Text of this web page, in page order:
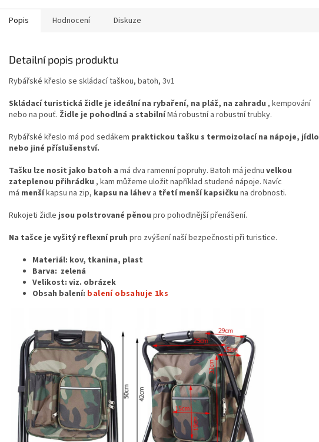
Popis Hodnocení Diskuze
Detailní popis produktu
Rybářské křeslo se skládací taškou, batoh, 3v1
Skládací turistická židle je ideální na rybaření, na pláž, na zahradu , kempování
nebo na pouť. Židle je pohodlná a stabilníMá robustní a robustní trubky.
Rybářské křeslo má pod sedákem praktickou tašku s termoizolací na nápoje, jídlo
nebo jiné příslušenství.
Tašku lze nosit jako batoh a má dva ramenní popruhy. Batoh má jednu velkou
zateplenou přihrádku , kam můžeme uložit například studené nápoje. Navíc
má menšíkapsu na zip, kapsu na láhev a třetí menší kapsičku na drobnosti.
Rukojeti židle jsou polstrované pěnou pro pohodlnější přenášení.
Na tašce je vyšitý reflexní pruh pro zvýšení naší bezpečnosti při turistice.
Materiál: kov, tkanina, plast
Barva: zelená
Velikost: viz. obrázek
Obsah balení: balení obsahuje 1ks